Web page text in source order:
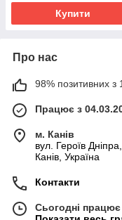
Купити
Про нас
98% позитивних з
Працює з
м. Канів
вул. Героїв
Канів, Україна
Контакти
Сьогодні